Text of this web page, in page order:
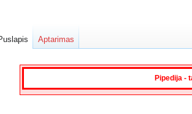
Pipedija -
Aptarimas